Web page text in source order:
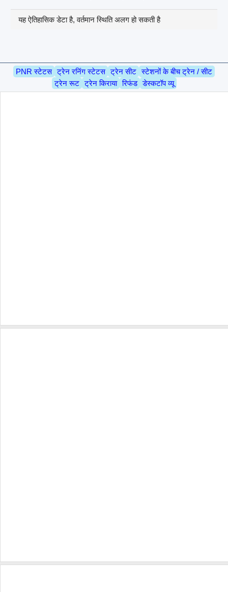
यह ऐतिहासिक डेटा है, वर्तमान स्थिति अलग हो सकती है
PNR स्टेटस ट्रेन रनिंग स्टेटस ट्रेन सीट स्टेशनों के बीच ट्रेन / सीट
ट्रेन रूट ट्रेन किराया रिफंड डेस्कटॉप व्यू